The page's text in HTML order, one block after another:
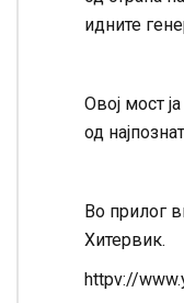
идните
Овој мост
од
Во прилог
Хитервик.
httpv://